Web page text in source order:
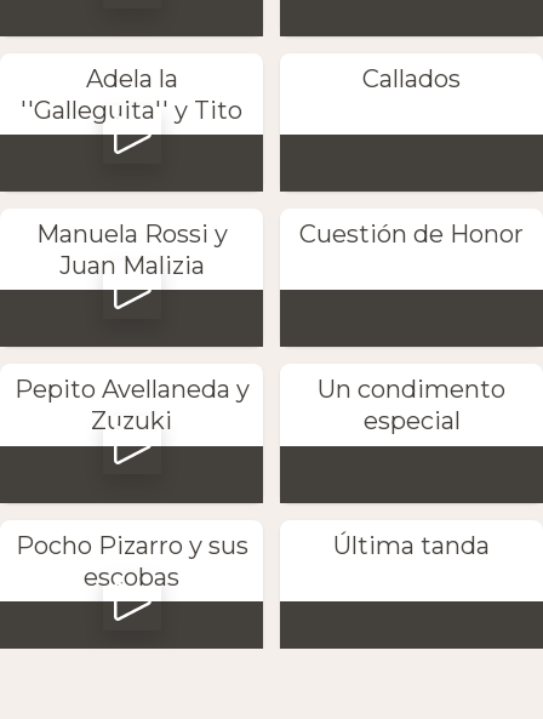
Adela la
''Galleguita'' y Tito
Callados
Manuela Rossi y
Juan Malizia
Cuestión de Honor
Pepito Avellaneda y
Zuzuki
Un condimento
especial
Pocho Pizarro y sus
escobas
Última tanda